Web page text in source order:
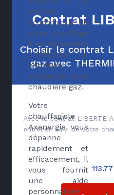
confort
économique de
votre chauffage
il est nécessaire
d’effectuer un
entretien
annuel de votre
chaudière gaz.
Votre
chauffagiste
Axenergie vous
dépanne
rapidement et
efficacement, il
vous fournit
une aide
personnalisée
Contrat
Choisir le contrat
gaz avec
Avec le contrat LIBERTE
entretien suivi de votre